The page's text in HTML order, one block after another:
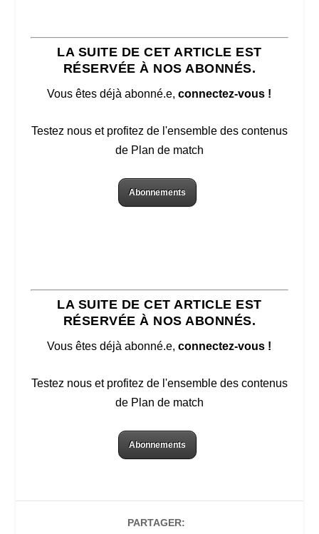
LA SUITE DE CET ARTICLE EST
RÉSERVÉE À NOS ABONNÉS.
Vous êtes déjà abonné.e,connectez-vous !
Testez nous et profitez de l'ensemble des contenus
de Plan de match
Abonnements
LA SUITE DE CET ARTICLE EST
RÉSERVÉE À NOS ABONNÉS.
Vous êtes déjà abonné.e,connectez-vous !
Testez nous et profitez de l'ensemble des contenus
de Plan de match
Abonnements
PARTAGER: